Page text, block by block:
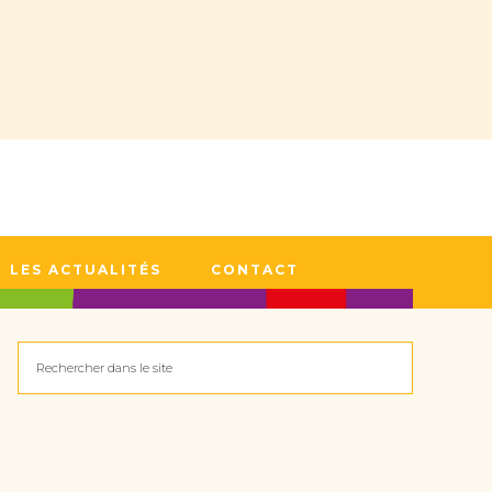
LES ACTUALITÉS CONTACT